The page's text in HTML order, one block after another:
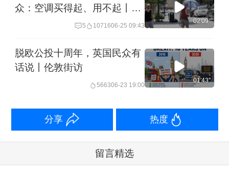
众：空调买得起、用不起丨伦
5 1071606-25 09:43
02'09''
脱欧公投十周年，英国民众有
话说丨伦敦街访
566306-23 19:00
01'43''
分享 热度
留言精选